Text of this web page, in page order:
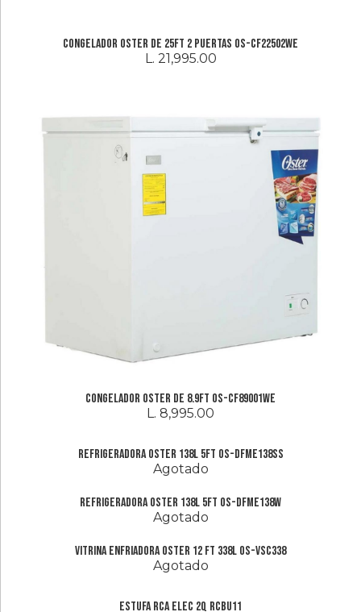
Congelador Oster de 25FT 2 Puertas OS-CF22502WE
L. 21,995.00
Congelador Oster de 8.9Ft OS-CF89001WE
L. 8,995.00
Refrigeradora Oster 138L 5ft OS-DFME138SS
Agotado
Refrigeradora Oster 138L 5ft OS-DFME138W
Agotado
Vitrina Enfriadora Oster 12 Ft 338L OS-VSC338
Agotado
Estufa RCA Elec 2Q RCBU11